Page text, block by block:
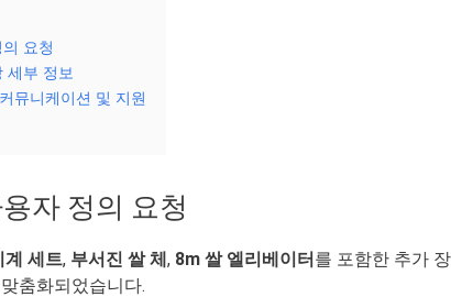
요청
세부 정보
뮤니케이션 및 지원
자 정의 요청
계 세트, 부서진 쌀 체 , 8m 쌀 엘리베이터 를 포함한 추가
춤화되었습니다.